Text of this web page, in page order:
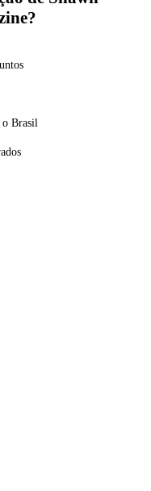
o Brasil